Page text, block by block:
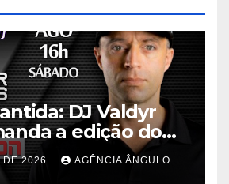
DJ Valdyr
a edição do
“Vibe Session
sábado
DE 2026 AGÊNCIA ÂNGULO